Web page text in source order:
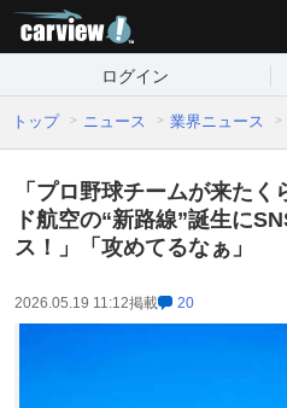
ログイン
トップ ニュース 業界ニュース
「プロ野球チームが来た
ド航空の“新路線”誕生に
ス！」「攻めてるなぁ」
2026.05.19 11:12掲載 20